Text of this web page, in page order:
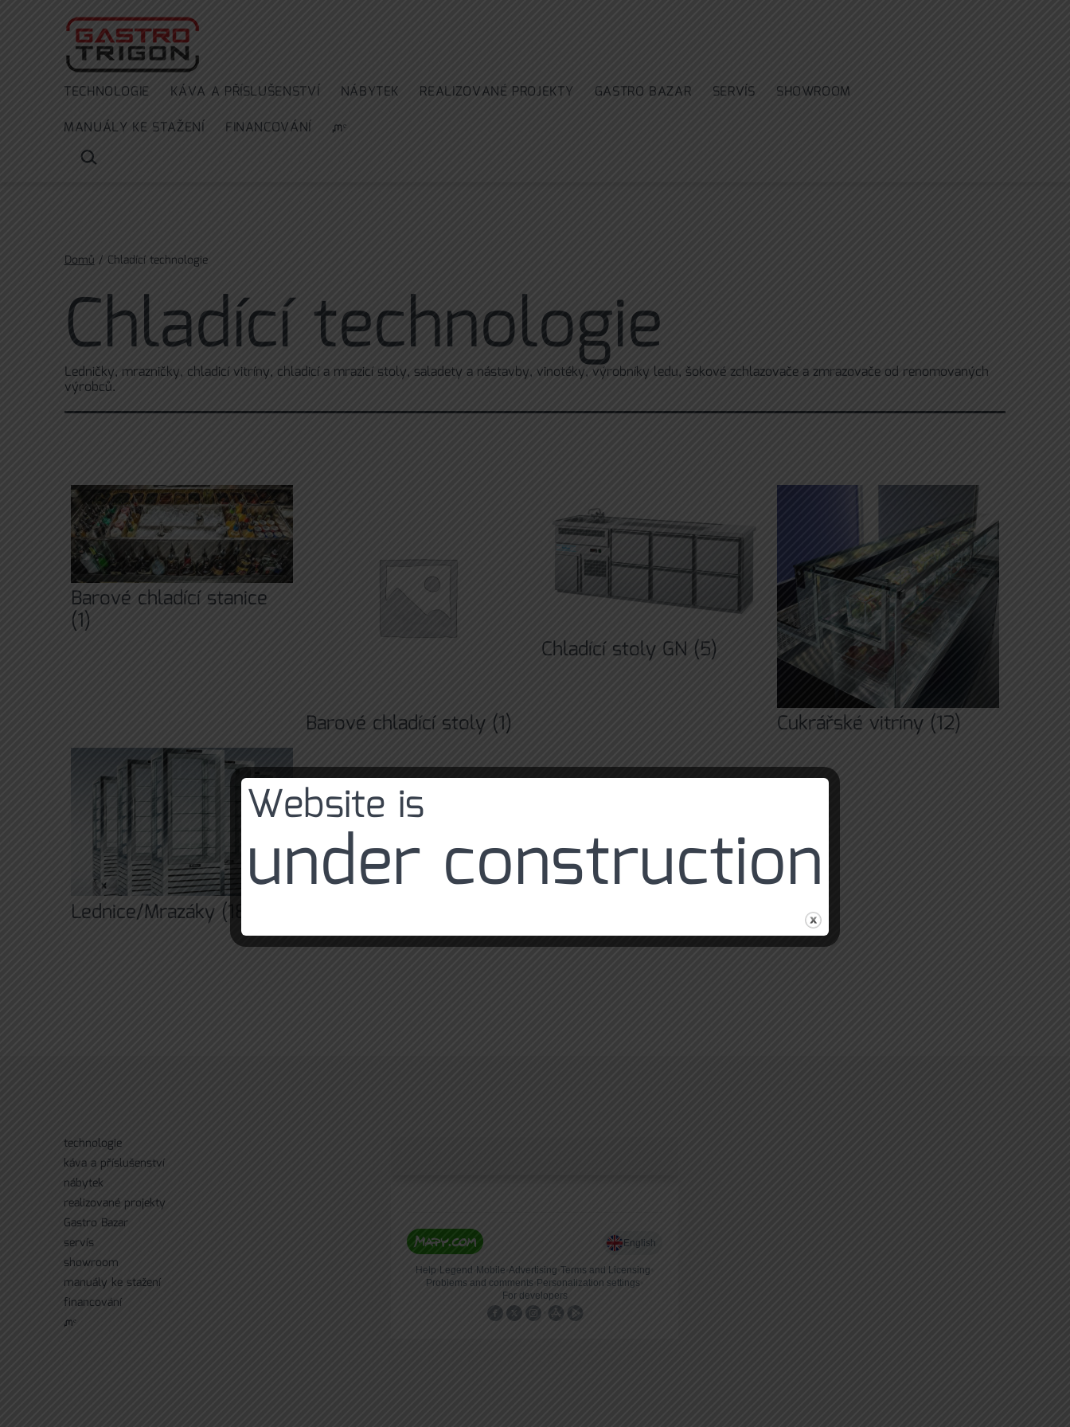
TECHNOLOGIE KÁVA A PŘÍSLUŠENSTVÍ NÁBYTEK REALIZOVANÉ PROJEKTY GASTRO BAZAR SERVÍS
SHOWROOM
MANUÁLY KE STAŽENÍ
FINANCOVÁNÍ ᘻᵉ
HLEDAT
Domů/ Chladící technologie
Chladící technologie
Ledničky, mrazničky, chladicí vitríny, chladicí a mrazicí stoly, saladety a nástavby, vinotéky, výrobníky ledu, šokové zchlazovače a zmrazovače od renomovaných
výrobců.
Barové chladící stanice
(1)
Barové chladící stoly (1)
Chladící stoly GN (5)
Cukrářské vitríny (12)
Lednice/Mrazáky (18)
technologie
káva a příslušenství
nábytek
realizované projekty
Gastro Bazar
servís
showroom
manuály ke stažení
financování
ᘻᵉ
Website is
under construction